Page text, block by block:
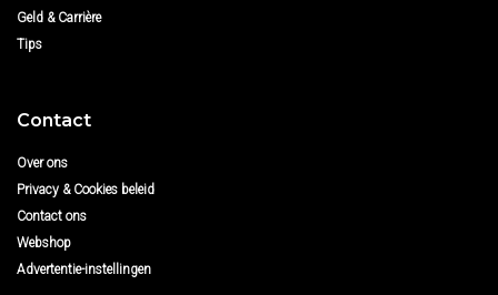
Geld & Carrière
Tips
Contact
Over ons
Privacy & Cookies beleid
Contact ons
Webshop
Advertentie-instellingen